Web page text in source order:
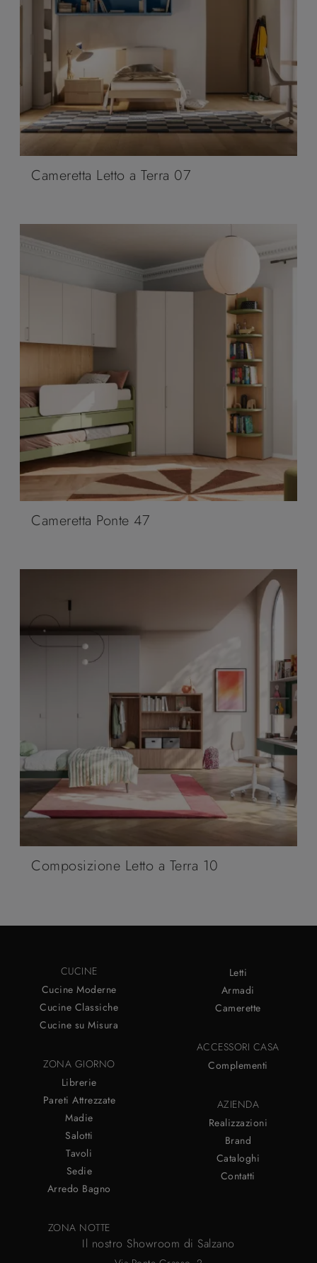
Cameretta Letto a Terra 07
Cameretta Ponte 47
Composizione Letto a Terra 10
CUCINE
Cucine Moderne
Cucine Classiche
Cucine su Misura
ZONA GIORNO
Librerie
Pareti Attrezzate
Madie
Salotti
Tavoli
Sedie
Arredo Bagno
ZONA NOTTE
Letti
Armadi
Camerette
ACCESSORI CASA
Complementi
AZIENDA
Realizzazioni
Brand
Cataloghi
Contatti
Il nostro Showroom di Salzano